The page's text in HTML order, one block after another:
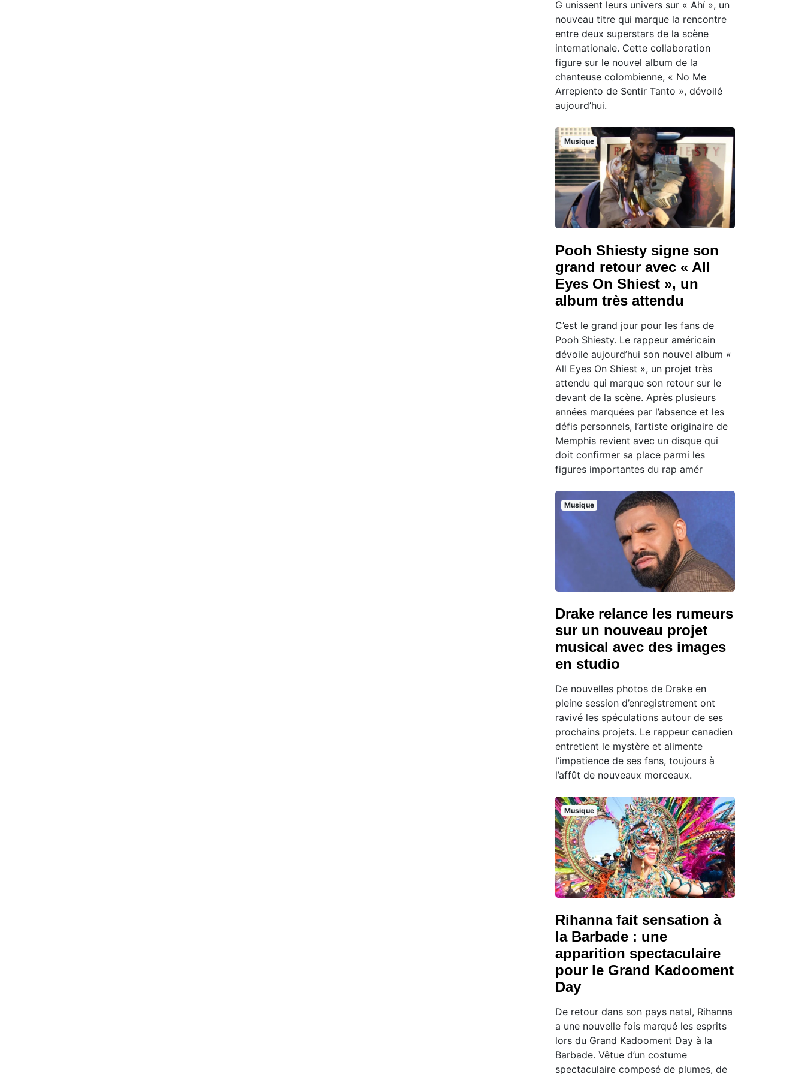
G unissent leurs univers sur « Ahí », un
nouveau titre qui marque la rencontre
entre deux superstars de la scène
internationale. Cette collaboration
figure sur le nouvel album de la
chanteuse colombienne, « No Me
Arrepiento de Sentir Tanto », dévoilé
aujourd’hui.
Musique
Pooh Shiesty signe son
grand retour avec « All
Eyes On Shiest », un
album très attendu
C’est le grand jour pour les fans de
Pooh Shiesty. Le rappeur américain
dévoile aujourd’hui son nouvel album «
All Eyes On Shiest », un projet très
attendu qui marque son retour sur le
devant de la scène. Après plusieurs
années marquées par l’absence et les
défis personnels, l’artiste originaire de
Memphis revient avec un disque qui
doit confirmer sa place parmi les
figures importantes du rap amér
Musique
Drake relance les rumeurs
sur un nouveau projet
musical avec des images
en studio
De nouvelles photos de Drake en
pleine session d’enregistrement ont
ravivé les spéculations autour de ses
prochains projets. Le rappeur canadien
entretient le mystère et alimente
l’impatience de ses fans, toujours à
l’affût de nouveaux morceaux.
Musique
Rihanna fait sensation à
la Barbade : une
apparition spectaculaire
pour le Grand Kadooment
Day
De retour dans son pays natal, Rihanna
a une nouvelle fois marqué les esprits
lors du Grand Kadooment Day à la
Barbade. Vêtue d’un costume
spectaculaire composé de plumes, de